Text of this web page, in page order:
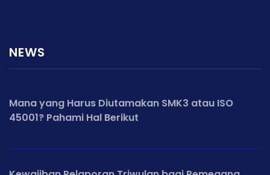
NEWS
Mana yang Harus Diutamakan SMK3 atau ISO
45001? Pahami Hal Berikut